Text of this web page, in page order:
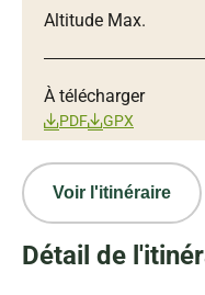
Détail de
Altitude Max.
À télécharger
PDF GPX
Voir l'itinéraire